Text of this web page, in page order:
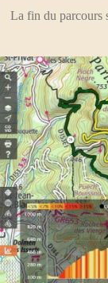
La fin du parcours